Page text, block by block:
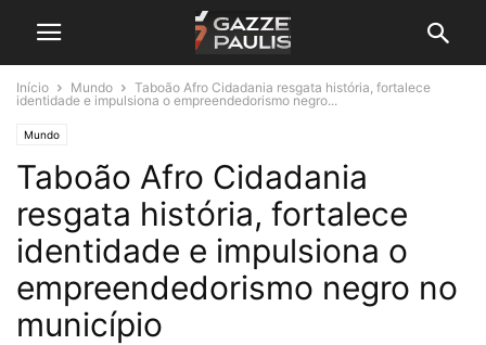
Início Mundo
Taboão Afro Cidadania resgata história, fortalece
identidade e impulsiona o empreendedorismo negro...
Mundo
Taboão Afro Cidadania
resgata história, fortalece
identidade e impulsiona o
empreendedorismo negro no
município